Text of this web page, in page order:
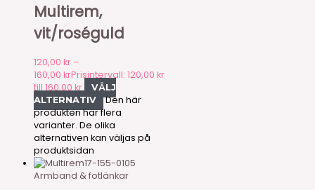
Multirem,
vit/roséguld
120,00 kr –
160,00 krPrisintervall: 120,00 kr
till 160,00 kr
VÄLJ
ALTERNATIV
Den här
produkten har flera
varianter. De olika
alternativen kan väljas på
produktsidan
17-155-0105
Armband & fotlänkar